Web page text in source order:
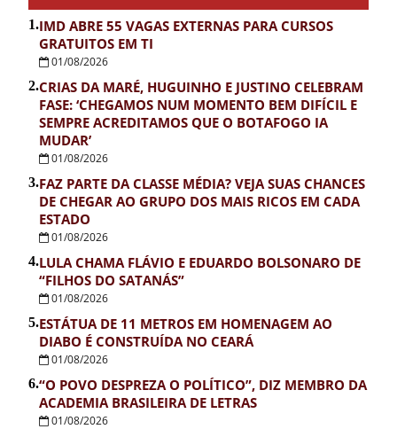
1.IMD ABRE 55 VAGAS EXTERNAS PARA CURSOS
GRATUITOS EM TI
01/08/2026
2.CRIAS DA MARÉ, HUGUINHO E JUSTINO CELEBRAM
FASE: ‘CHEGAMOS NUM MOMENTO BEM DIFÍCIL E
SEMPRE ACREDITAMOS QUE O BOTAFOGO IA
MUDAR’
01/08/2026
3.FAZ PARTE DA CLASSE MÉDIA? VEJA SUAS CHANCES
DE CHEGAR AO GRUPO DOS MAIS RICOS EM CADA
ESTADO
01/08/2026
4.LULA CHAMA FLÁVIO E EDUARDO BOLSONARO DE
“FILHOS DO SATANÁS”
01/08/2026
5.ESTÁTUA DE 11 METROS EM HOMENAGEM AO
DIABO É CONSTRUÍDA NO CEARÁ
01/08/2026
6.“O POVO DESPREZA O POLÍTICO”, DIZ MEMBRO DA
ACADEMIA BRASILEIRA DE LETRAS
01/08/2026